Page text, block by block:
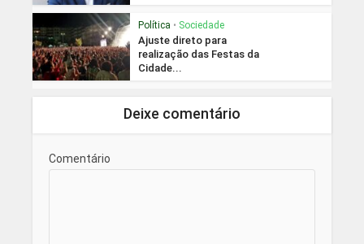
Política • Sociedade
Ajuste direto para
realização das Festas da
Cidade...
Deixe comentário
Comentário